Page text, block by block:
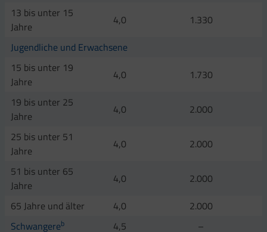
13 bis unter 15
Jahre
4,0
1.330
Jugendliche und Erwachsene
15 bis unter 19
Jahre
4,0
1.730
19 bis unter 25
Jahre
4,0
2.000
25 bis unter 51
Jahre
4,0
2.000
51 bis unter 65
Jahre
4,0
2.000
65 Jahre und älter
4,0
2.000
Schwangereb 4,5
–